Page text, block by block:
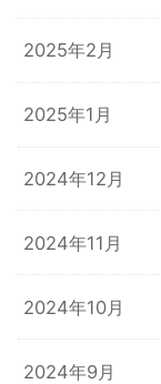
2025年2月
2025年1月
2024年12月
2024年11月
2024年10月
2024年9月